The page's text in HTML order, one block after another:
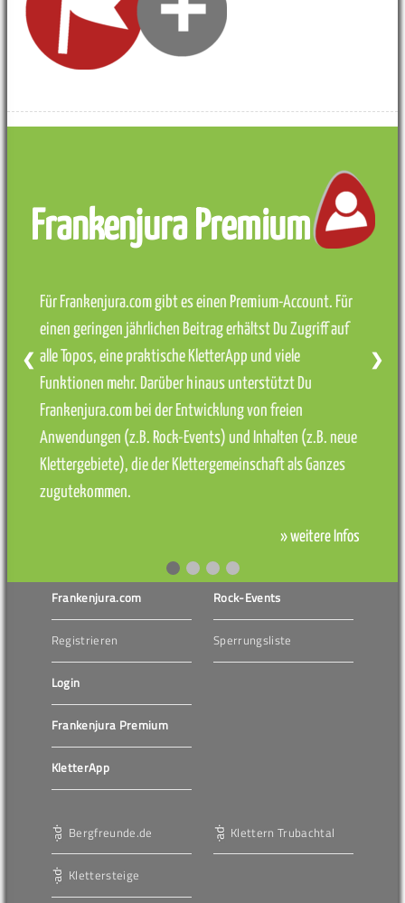
Frankenjura Premium
Für Frankenjura.com gibt es einen Premium-Account. Für
einen geringen jährlichen Beitrag erhältst Du Zugriff auf
alle Topos, eine praktische KletterApp und viele
Funktionen mehr. Darüber hinaus unterstützt Du
Frankenjura.com bei der Entwicklung von freien
Anwendungen (z.B. Rock-Events) und Inhalten (z.B. neue
Klettergebiete), die der Klettergemeinschaft als Ganzes
zugutekommen.
» weitere Infos
❮ ❯
Frankenjura.com
Registrieren
Login
Frankenjura Premium
KletterApp
Rock-Events
Sperrungsliste
Bergfreunde.de
Klettersteige
Klettern Trubachtal